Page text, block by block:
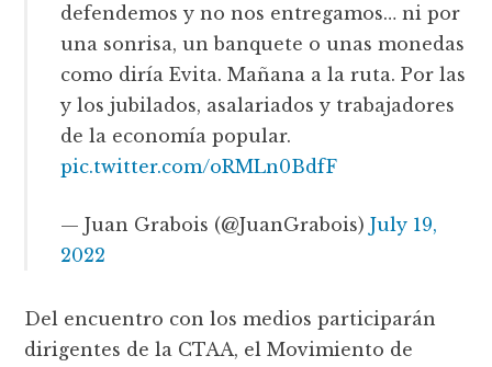
defendemos y no nos entregamos… ni por
una sonrisa, un banquete o unas monedas
como diría Evita. Mañana a la ruta. Por las
y los jubilados, asalariados y trabajadores
de la economía popular.
pic.twitter.com/oRMLn0BdfF
— Juan Grabois (@JuanGrabois)July 19,
2022
Del encuentro con los medios participarán
dirigentes de la CTAA, el Movimiento de